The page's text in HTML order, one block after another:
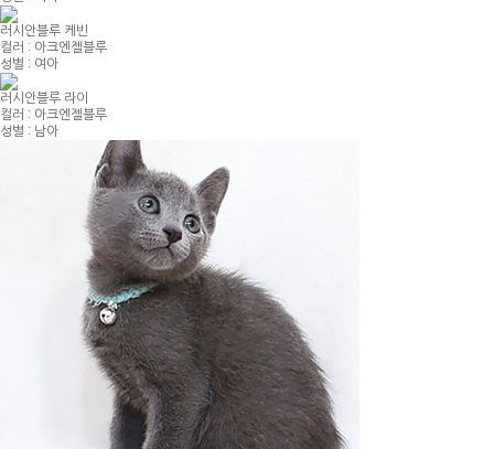
러시안블루 케빈
컬러 : 아크엔젤블루
성별 : 여아
러시안블루 라이
컬러 : 아크엔젤블루
성별 : 남아